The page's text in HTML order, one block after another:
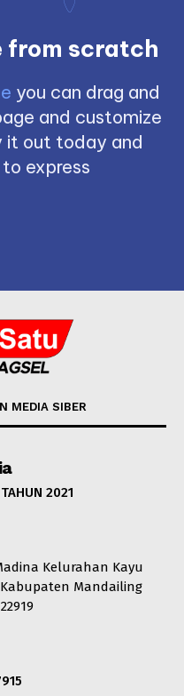
from scratch
you can drag and
and customize
it out today and
express
MEDIA SIBER
2021
Kelurahan Kayu
Mandailing